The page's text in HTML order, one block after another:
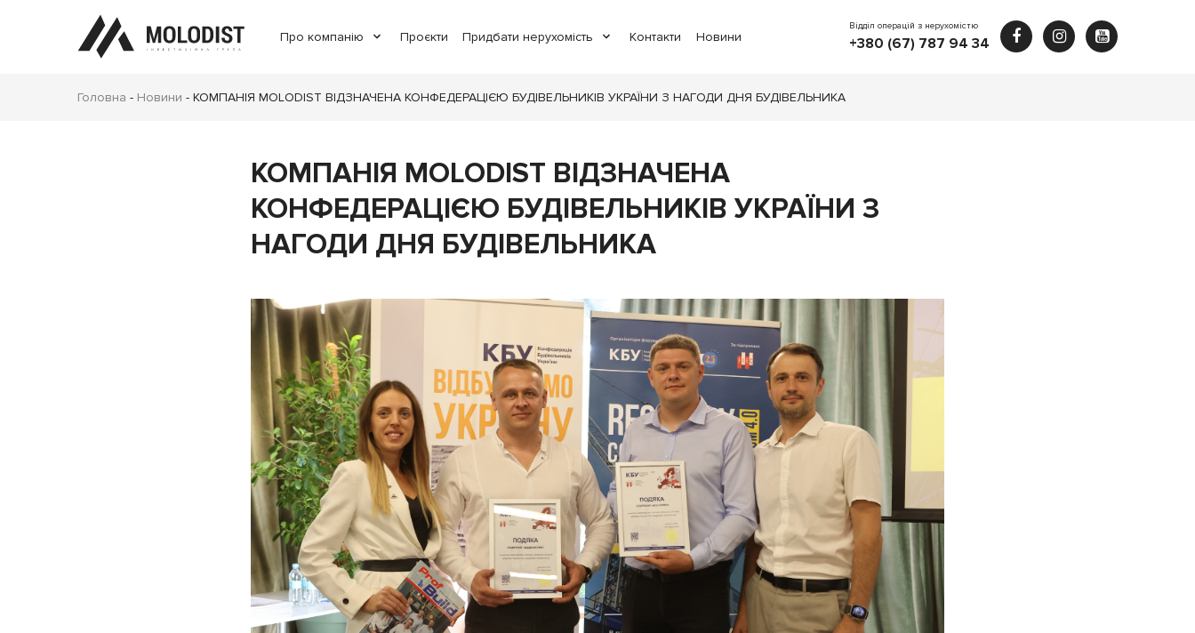
Про компанію Проєкти Придбати нерухомість Контакти Новини
Відділ операцій з нерухомістю
+380 (67) 787 94 34
Головна - Новини - КОМПАНІЯ MOLODIST ВІДЗНАЧЕНА КОНФЕДЕРАЦІЄЮ БУДІВЕЛЬНИКІВ УКРАЇНИ З НАГОДИ ДНЯ БУДІВЕЛЬНИКА
КОМПАНІЯ MOLODIST ВІДЗНАЧЕНА
КОНФЕДЕРАЦІЄЮ БУДІВЕЛЬНИКІВ УКРАЇНИ З
НАГОДИ ДНЯ БУДІВЕЛЬНИКА